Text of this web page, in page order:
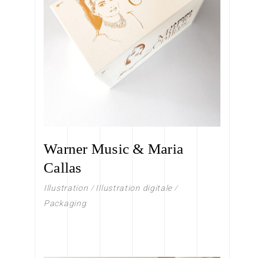
Warner Music & Maria
Callas
Illustration
Illustration digitale
Packaging